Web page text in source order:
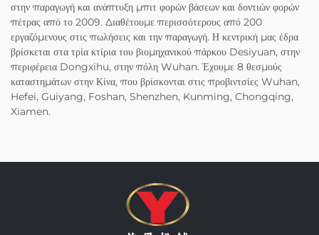
στην παραγωγή και ανάπτυξη μπιτ φορών βάσεων και δοντιών φορών
πέτρας από το 2009. Διαθέτουμε περισσότερους από 200
εργαζόμενους στις πωλήσεις και την παραγωγή. Η κεντρική μας έδρα
βρίσκεται στα τρία κτίρια του βιομηχανικού πάρκου Desiyuan, στην
περιφέρεια Dongxihu, στην πόλη Wuhan. Έχουμε 8 θεσμούς
καταστημάτων στην Κίνα, που βρίσκονται στις προβιντσίες Wuhan,
Hefei, Guiyang, Foshan, Shenzhen, Kunming, Chongqing,
Xiamen.